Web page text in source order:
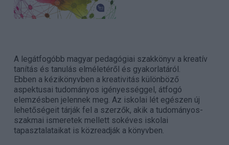
A legátfogóbb magyar pedagógiai szakkönyv a kreatív
tanítás és tanulás elméletéről és gyakorlatáról.
Ebben a kézikönyvben a kreativitás különböző
aspektusai tudományos igényességgel, átfogó
elemzésben jelennek meg. Az iskolai lét egészen új
lehetőségeit tárják fel a szerzők, akik a tudományos-
szakmai ismeretek mellett sokéves iskolai
tapasztalataikat is közreadják a könyvben.